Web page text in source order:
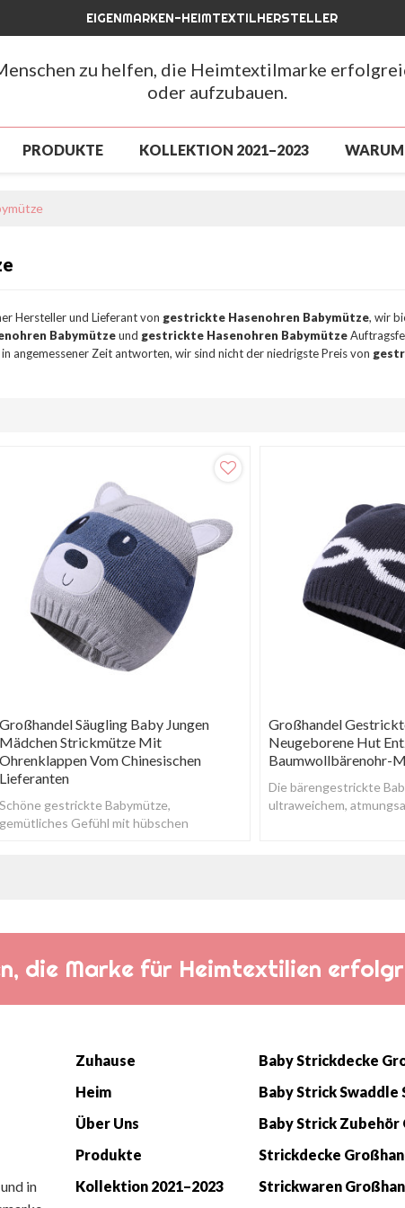
EIGENMARKEN-HEIMTEXTILHERSTELLER
zu helfen, die Heimtextilmarke
oder aufzubauen.
PRODUKTE KOLLEKTION 2021–2023
Hersteller und Lieferant von gestrickte Hasenohren Babymütze, wir
Babymützeund gestrickte Hasenohren Babymütze
angemessener Zeit antworten, wir sind nicht der niedrigste Preis von
Großhandel Säugling Baby Jungen
Mädchen Strickmütze Mit
Ohrenklappen Vom Chinesischen
Lieferanten
Schöne gestrickte Babymütze,
gemütliches Gefühl mit hübschen
Großhandel
Neugeborene Hut
Baumwollbärenohr-
Die bärengestrickte
ultraweichem,
die Marke für Heimtextilien
in
Zuhause
Heim
Über Uns
Produkte
Kollektion 2021–2023
Baby Strickdecke
Baby Strick Zubehör
Strickdecke
Strickwaren